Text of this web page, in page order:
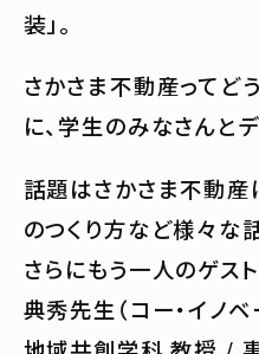
装」。
さかさま不動産ってど
に、学生のみなさんとデ
話題はさかさま不動産
のつくり方など様々な
さらにもう一人のゲス
典秀先生（コー・イノ